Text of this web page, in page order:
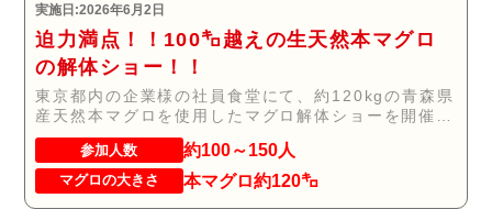
実施日:2026年6月2日
迫力満点！！100㌔越えの生天然本マグロ
の解体ショー！！
東京都内の企業様の社員食堂にて、約120kgの青森県
産天然本マグロを使用したマグロ解体ショーを開催
い...
参加人数 約100～150人
マグロの大きさ 本マグロ約120㌔